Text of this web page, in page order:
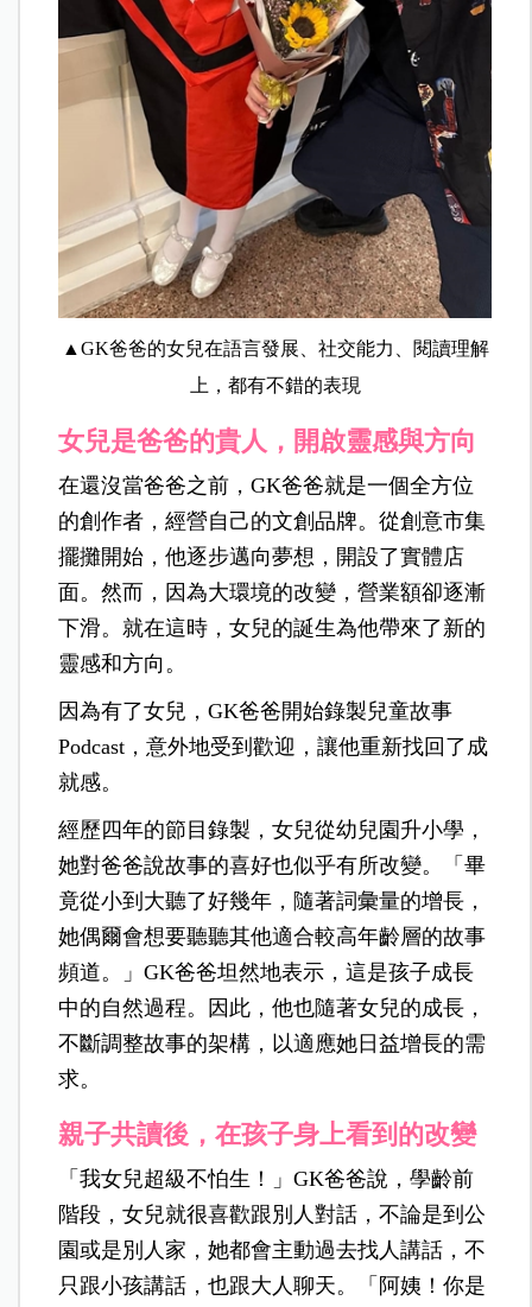
▲GK爸爸的女兒在語言發展、社交能力、閱讀理解
上，都有不錯的表現
女兒是爸爸的貴人，開啟靈感與方向
在還沒當爸爸之前，GK爸爸就是一個全方位
的創作者，經營自己的文創品牌。從創意市集
擺攤開始，他逐步邁向夢想，開設了實體店
面。然而，因為大環境的改變，營業額卻逐漸
下滑。就在這時，女兒的誕生為他帶來了新的
靈感和方向。
因為有了女兒，GK爸爸開始錄製兒童故事
Podcast，意外地受到歡迎，讓他重新找回了成
就感。
經歷四年的節目錄製，女兒從幼兒園升小學，
她對爸爸說故事的喜好也似乎有所改變。「畢
竟從小到大聽了好幾年，隨著詞彙量的增長，
她偶爾會想要聽聽其他適合較高年齡層的故事
頻道。」GK爸爸坦然地表示，這是孩子成長
中的自然過程。因此，他也隨著女兒的成長，
不斷調整故事的架構，以適應她日益增長的需
求。
親子共讀後，在孩子身上看到的改變
「我女兒超級不怕生！」GK爸爸說，學齡前
階段，女兒就很喜歡跟別人對話，不論是到公
園或是別人家，她都會主動過去找人講話，不
只跟小孩講話，也跟大人聊天。「阿姨！你是